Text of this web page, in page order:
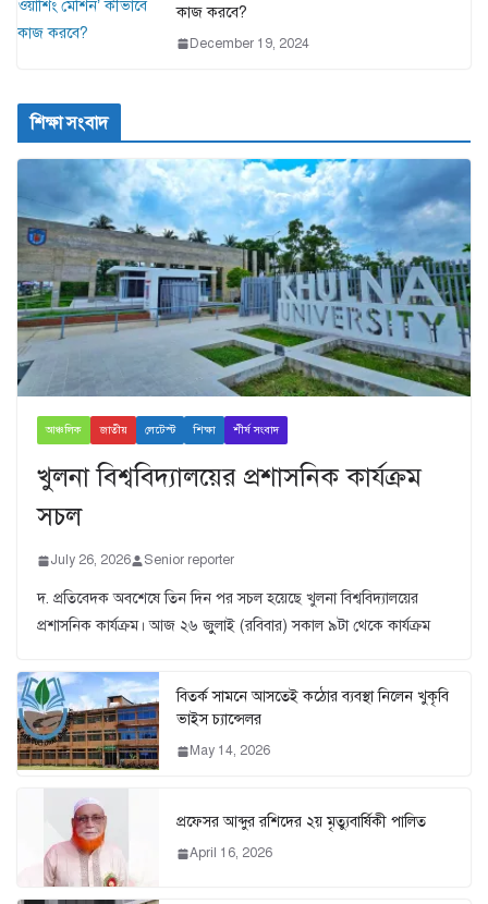
কাজ করবে?
December 19, 2024
শিক্ষা সংবাদ
আঞ্চলিক জাতীয় লেটেস্ট শিক্ষা শীর্ষ সংবাদ
খুলনা বিশ্ববিদ্যালয়ের প্রশাসনিক কার্যক্রম
সচল
July 26, 2026 Senior reporter
দ. প্রতিবেদক অবশেষে তিন দিন পর সচল হয়েছে খুলনা বিশ্ববিদ্যালয়ের
প্রশাসনিক কার্যক্রম। আজ ২৬ জুুলাই (রবিবার) সকাল ৯টা থেকে কার্যক্রম
বিতর্ক সামনে আসতেই কঠোর ব্যবস্থা নিলেন খুকৃবি
ভাইস চ্যান্সেলর
May 14, 2026
প্রফেসর আব্দুর রশিদের ২য় মৃত্যুবার্ষিকী পালিত
April 16, 2026